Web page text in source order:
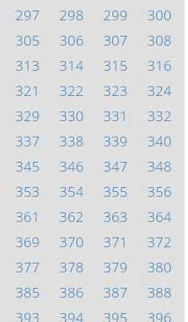
297 298 299
300
305 306 307
308
313 314 315
316
321 322 323
324
329 330 331
332
337 338 339
340
345 346 347
348
353 354 355
356
361 362 363
364
369 370 371
372
377 378 379
380
385 386 387
388
393 394 395 396